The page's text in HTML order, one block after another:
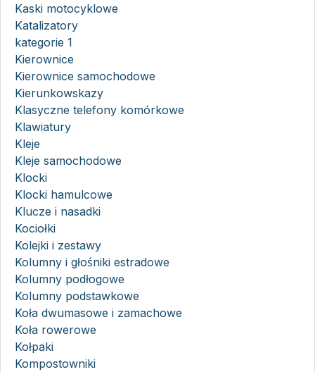
Kaski motocyklowe
Katalizatory
kategorie 1
Kierownice
Kierownice samochodowe
Kierunkowskazy
Klasyczne telefony komórkowe
Klawiatury
Kleje
Kleje samochodowe
Klocki
Klocki hamulcowe
Klucze i nasadki
Kociołki
Kolejki i zestawy
Kolumny i głośniki estradowe
Kolumny podłogowe
Kolumny podstawkowe
Koła dwumasowe i zamachowe
Koła rowerowe
Kołpaki
Kompostowniki